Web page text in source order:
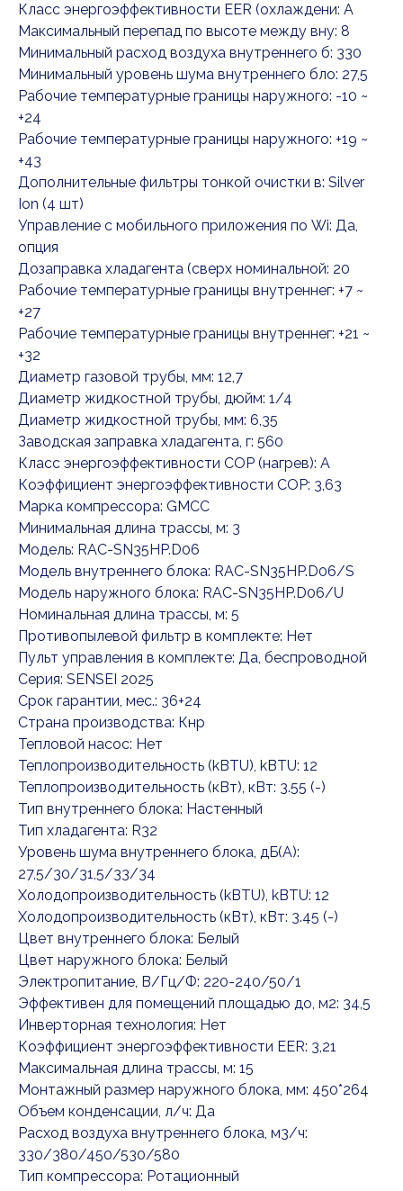
Класс энергоэффективности EER (охлаждени: A
Максимальный перепад по высоте между вну: 8
Минимальный расход воздуха внутреннего б: 330
Минимальный уровень шума внутреннего бло: 27,5
Рабочие температурные границы наружного: -10 ~
+24
Рабочие температурные границы наружного: +19 ~
+43
Дополнительные фильтры тонкой очистки в: Silver
Ion (4 шт)
Управление c мобильного приложения по Wi: Да,
опция
Дозаправка хладагента (сверх номинальной: 20
Рабочие температурные границы внутреннег: +7 ~
+27
Рабочие температурные границы внутреннег: +21 ~
+32
Диаметр газовой трубы, мм: 12,7
Диаметр жидкостной трубы, дюйм: 1/4
Диаметр жидкостной трубы, мм: 6,35
Заводская заправка хладагента, г: 560
Класс энергоэффективности COP (нагрев): A
Коэффициент энергоэффективности COP: 3,63
Марка компрессора: GMCC
Минимальная длина трассы, м: 3
Модель: RAC-SN35HP.D06
Модель внутреннего блока: RAC-SN35HP.D06/S
Модель наружного блока: RAC-SN35HP.D06/U
Номинальная длина трассы, м: 5
Противопылевой фильтр в комплекте: Нет
Пульт управления в комплекте: Да, беспроводной
Серия: SENSEI 2025
Срок гарантии, мес.: 36+24
Страна производства: Кнр
Тепловой насос: Нет
Теплопроизводительность (kBTU), kBTU: 12
Теплопроизводительность (кВт), кВт: 3.55 (-)
Тип внутреннего блока: Настенный
Тип хладагента: R32
Уровень шума внутреннего блока, дБ(А):
27,5/30/31,5/33/34
Холодопроизводительность (kBTU), kBTU: 12
Холодопроизводительность (кВт), кВт: 3.45 (-)
Цвет внутреннего блока: Белый
Цвет наружного блока: Белый
Электропитание, В/Гц/Ф: 220-240/50/1
Эффективен для помещений площадью до, м2: 34,5
Инверторная технология: Нет
Коэффициент энергоэффективности EER: 3,21
Максимальная длина трассы, м: 15
Монтажный размер наружного блока, мм: 450*264
Объем конденсации, л/ч: Да
Расход воздуха внутреннего блока, м3/ч:
330/380/450/530/580
Тип компрессора: Ротационный